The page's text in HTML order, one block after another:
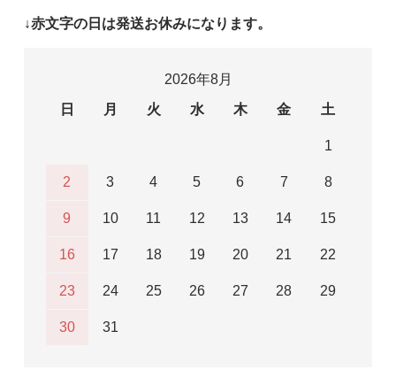
↓赤文字の日は発送お休みになります。
2026年8月
日
月 火 水 木 金 土
1
2 3 4 5 6 7 8
9 10 11 12 13 14 15
16 17 18 19 20 21 22
23 24 25 26 27 28 29
30 31